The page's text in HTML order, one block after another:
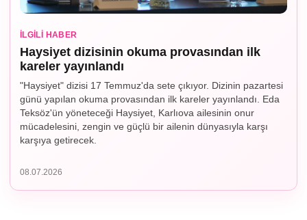
İLGILI HABER
Haysiyet dizisinin okuma provasından ilk
kareler yayınlandı
"Haysiyet" dizisi 17 Temmuz'da sete çıkıyor. Dizinin pazartesi
günü yapılan okuma provasından ilk kareler yayınlandı. Eda
Teksöz'ün yöneteceği Haysiyet, Karlıova ailesinin onur
mücadelesini, zengin ve güçlü bir ailenin dünyasıyla karşı
karşıya getirecek.
08.07.2026